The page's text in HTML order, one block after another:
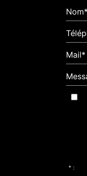
Nom*
Mail*
* :